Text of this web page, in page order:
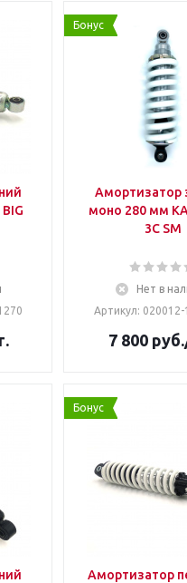
Бонус
Амортизатор
моно 280 мм
3С SM
Нет в
Артикул: 020012-
7 800руб.
Бонус
Амортизатор